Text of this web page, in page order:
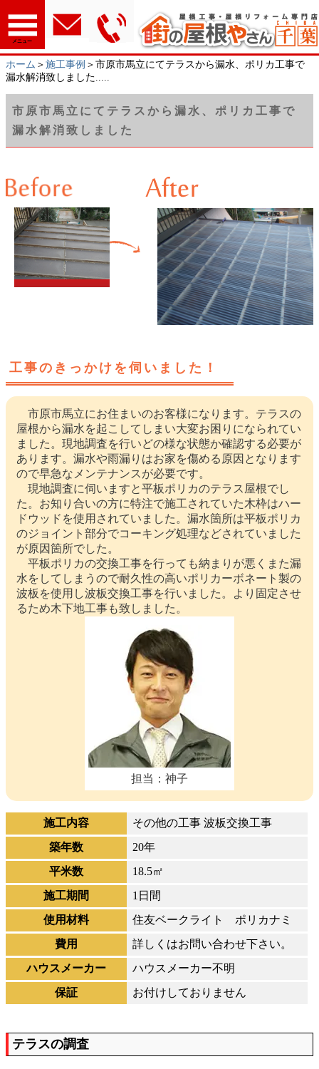
メニュー
ホーム ＞ 施工事例 ＞市原市馬立にてテラスから漏水、ポリカ工事で
漏水解消致しました.....
市原市馬立にてテラスから漏水、ポリカ工事で
漏水解消致しました
工事のきっかけを伺いました！
市原市馬立にお住まいのお客様になります。テラスの
屋根から漏水を起こしてしまい大変お困りになられてい
ました。現地調査を行いどの様な状態か確認する必要が
あります。漏水や雨漏りはお家を傷める原因となります
ので早急なメンテナンスが必要です。
現地調査に伺いますと平板ポリカのテラス屋根でし
た。お知り合いの方に特注で施工されていた木枠はハー
ドウッドを使用されていました。漏水箇所は平板ポリカ
のジョイント部分でコーキング処理などされていました
が原因箇所でした。
平板ポリカの交換工事を行っても納まりが悪くまた漏
水をしてしまうので耐久性の高いポリカーボネート製の
波板を使用し波板交換工事を行いました。より固定させ
るため木下地工事も致しました。
担当：神子
施工内容
その他の工事 波板交換工事
築年数
20年
平米数
18.5㎡
施工期間
1日間
使用材料
住友ベークライト ポリカナミ
費用
詳しくはお問い合わせ下さい。
ハウスメーカー
ハウスメーカー不明
保証
お付けしておりません
テラスの調査